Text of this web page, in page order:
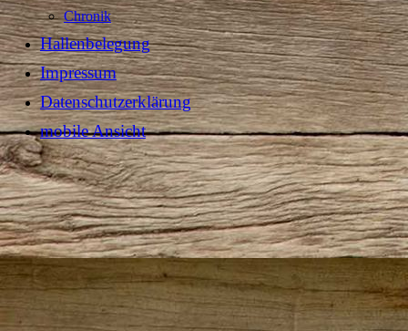
Chronik
Hallenbelegung
Impressum
Datenschutzerklärung
mobile Ansicht